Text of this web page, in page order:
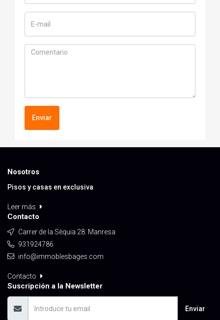
Enviar
Nosotros
Pisos y casas en exclusiva
Leer más
Contacto
Carrer de la Sèquia 28. Manresa
931924786
info@immoblesbages.com
Contacto
Suscripción a la Newsletter
Enviar